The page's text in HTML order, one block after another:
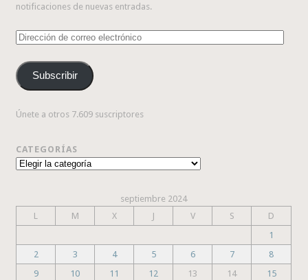
notificaciones de nuevas entradas.
Dirección
correo
electrónico
Subscribir
Únete a otros 7.609 suscriptores
CATEGORÍAS
Categorías
septiembre 2024
L
M X J V S
D
1
2
3 4 5 6 7
8
9
10 11 12 13 14
15